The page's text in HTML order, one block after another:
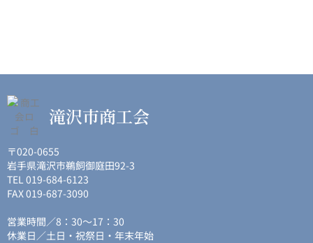
滝沢市商工会
〒020-0655
岩手県滝沢市鵜飼御庭田92-3
TEL 019-684-6123
FAX 019-687-3090
営業時間／8：30〜17：30
休業日／土日・祝祭日・年末年始